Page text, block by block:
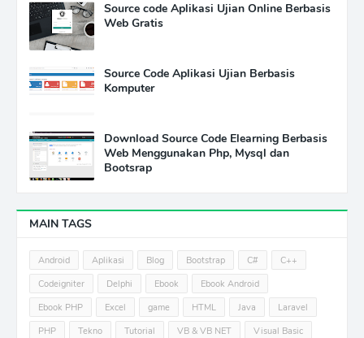
Source code Aplikasi Ujian Online Berbasis
Web Gratis
Source Code Aplikasi Ujian Berbasis
Komputer
Download Source Code Elearning Berbasis
Web Menggunakan Php, Mysql dan
Bootsrap
MAIN TAGS
Android Aplikasi Blog Bootstrap C#
C++
Codeigniter
Delphi Ebook
Ebook Android
Ebook PHP
Excel game HTML Java
Laravel
PHP
Tekno Tutorial VB & VB NET Visual Basic